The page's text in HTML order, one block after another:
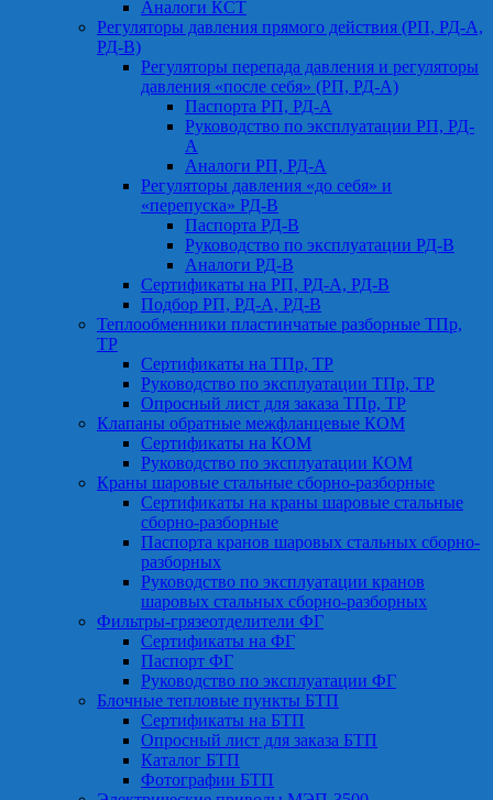
Аналоги КСТ
Регуляторы давления прямого действия (РП, РД-А,
РД-В)
Регуляторы перепада давления и регуляторы
давления «после себя» (РП, РД-А)
Паспорта РП, РД-А
Руководство по эксплуатации РП, РД-
А
Аналоги РП, РД-А
Регуляторы давления «до себя» и
«перепуска» РД-В
Паспорта РД-В
Руководство по эксплуатации РД-В
Аналоги РД-В
Сертификаты на РП, РД-А, РД-В
Подбор РП, РД-А, РД-В
Теплообменники пластинчатые разборные ТПр,
ТР
Сертификаты на ТПр, ТР
Руководство по эксплуатации ТПр, ТР
Опросный лист для заказа ТПр, ТР
Клапаны обратные межфланцевые КОМ
Сертификаты на КОМ
Руководство по эксплуатации КОМ
Краны шаровые стальные сборно-разборные
Сертификаты на краны шаровые стальные
сборно-разборные
Паспорта кранов шаровых стальных сборно-
разборных
Руководство по эксплуатации кранов
шаровых стальных сборно-разборных
Фильтры-грязеотделители ФГ
Сертификаты на ФГ
Паспорт ФГ
Руководство по эксплуатации ФГ
Блочные тепловые пункты БТП
Сертификаты на БТП
Опросный лист для заказа БТП
Каталог БТП
Фотографии БТП